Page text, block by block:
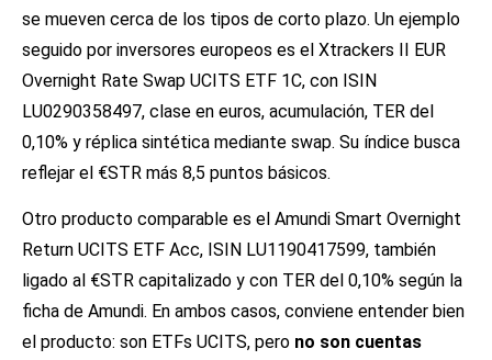
se mueven cerca de los tipos de corto plazo. Un ejemplo
seguido por inversores europeos es el Xtrackers II EUR
Overnight Rate Swap UCITS ETF 1C, con ISIN
LU0290358497, clase en euros, acumulación, TER del
0,10% y réplica sintética mediante swap. Su índice busca
reflejar el €STR más 8,5 puntos básicos.
Otro producto comparable es el Amundi Smart Overnight
Return UCITS ETF Acc, ISIN LU1190417599, también
ligado al €STR capitalizado y con TER del 0,10% según la
ficha de Amundi. En ambos casos, conviene entender bien
el producto: son ETFs UCITS, pero no son cuentas